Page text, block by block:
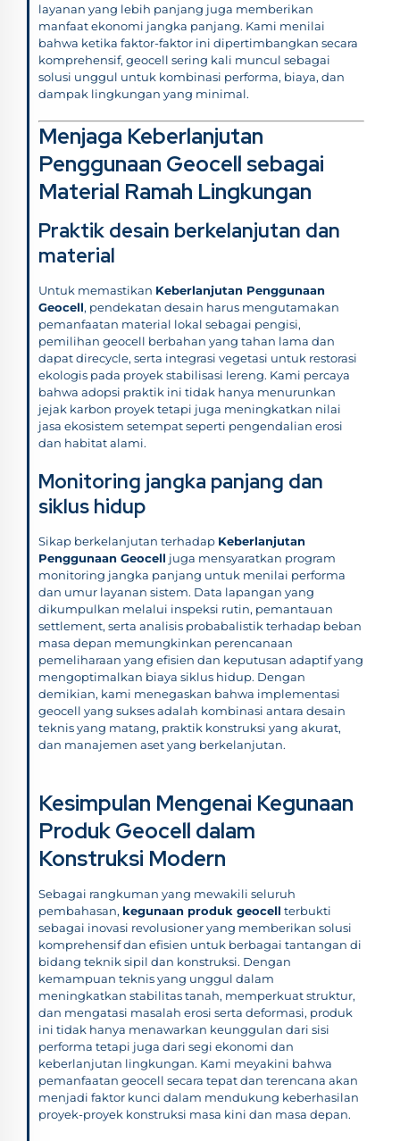
layanan yang lebih panjang juga memberikan
manfaat ekonomi jangka panjang. Kami menilai
bahwa ketika faktor-faktor ini dipertimbangkan secara
komprehensif, geocell sering kali muncul sebagai
solusi unggul untuk kombinasi performa, biaya, dan
dampak lingkungan yang minimal.
Menjaga Keberlanjutan
Penggunaan Geocell sebagai
Material Ramah Lingkungan
Praktik desain berkelanjutan dan
material
Untuk memastikan Keberlanjutan Penggunaan
Geocell, pendekatan desain harus mengutamakan
pemanfaatan material lokal sebagai pengisi,
pemilihan geocell berbahan yang tahan lama dan
dapat direcycle, serta integrasi vegetasi untuk restorasi
ekologis pada proyek stabilisasi lereng. Kami percaya
bahwa adopsi praktik ini tidak hanya menurunkan
jejak karbon proyek tetapi juga meningkatkan nilai
jasa ekosistem setempat seperti pengendalian erosi
dan habitat alami.
Monitoring jangka panjang dan
siklus hidup
Sikap berkelanjutan terhadap Keberlanjutan
Penggunaan Geocell juga mensyaratkan program
monitoring jangka panjang untuk menilai performa
dan umur layanan sistem. Data lapangan yang
dikumpulkan melalui inspeksi rutin, pemantauan
settlement, serta analisis probabalistik terhadap beban
masa depan memungkinkan perencanaan
pemeliharaan yang efisien dan keputusan adaptif yang
mengoptimalkan biaya siklus hidup. Dengan
demikian, kami menegaskan bahwa implementasi
geocell yang sukses adalah kombinasi antara desain
teknis yang matang, praktik konstruksi yang akurat,
dan manajemen aset yang berkelanjutan.
Kesimpulan Mengenai Kegunaan
Produk Geocell dalam
Konstruksi Modern
Sebagai rangkuman yang mewakili seluruh
pembahasan, kegunaan produk geocell terbukti
sebagai inovasi revolusioner yang memberikan solusi
komprehensif dan efisien untuk berbagai tantangan di
bidang teknik sipil dan konstruksi. Dengan
kemampuan teknis yang unggul dalam
meningkatkan stabilitas tanah, memperkuat struktur,
dan mengatasi masalah erosi serta deformasi, produk
ini tidak hanya menawarkan keunggulan dari sisi
performa tetapi juga dari segi ekonomi dan
keberlanjutan lingkungan. Kami meyakini bahwa
pemanfaatan geocell secara tepat dan terencana akan
menjadi faktor kunci dalam mendukung keberhasilan
proyek-proyek konstruksi masa kini dan masa depan.